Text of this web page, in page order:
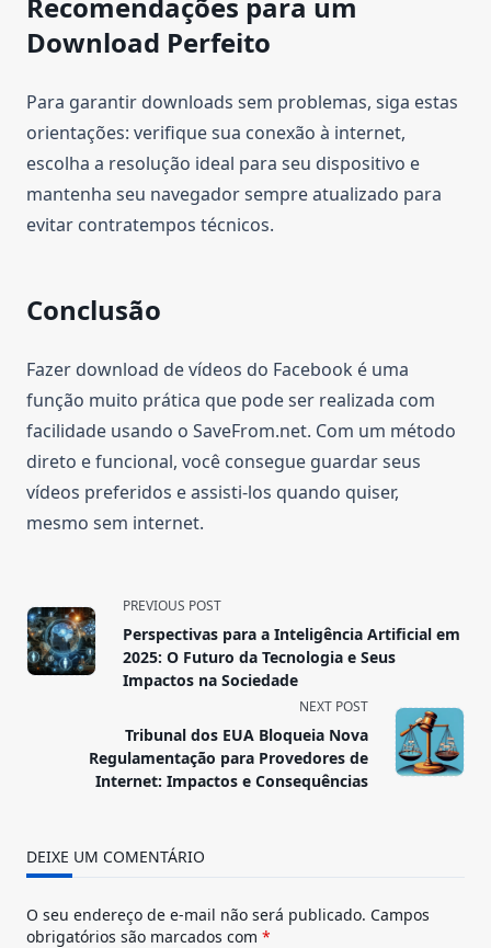
Download Perfeito
Para garantir downloads sem problemas, siga estas
orientações: verifique sua conexão à internet,
escolha a resolução ideal para seu dispositivo e
mantenha seu navegador sempre atualizado para
evitar contratempos técnicos.
Conclusão
Fazer download de vídeos do Facebook é uma
função muito prática que pode ser realizada com
facilidade usando o SaveFrom.net. Com um método
direto e funcional, você consegue guardar seus
vídeos preferidos e assisti-los quando quiser,
mesmo sem internet.
<span
class="nav-
subtitle
screen-
text">Page</span>
PREVIOUS POST
Perspectivas para a Inteligência Artificial em
2025: O Futuro da Tecnologia e Seus
Impactos na Sociedade
NEXT POST
Tribunal dos EUA Bloqueia Nova
Regulamentação para Provedores de
Internet: Impactos e Consequências
DEIXE UM COMENTÁRIO
O seu endereço de e-mail não será publicado. Campos
obrigatórios são marcados com *